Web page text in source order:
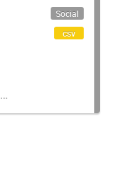
Social
csv